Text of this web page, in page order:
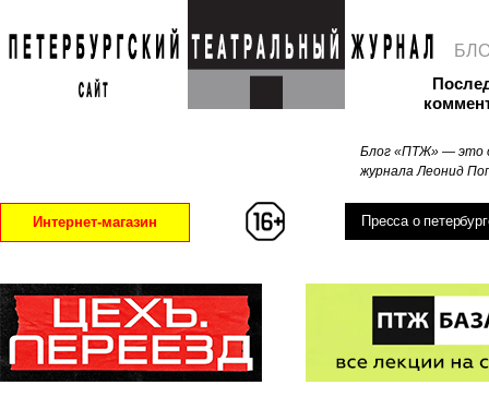
Блог «ПТЖ» — это
журнала Леонид
Интернет-магазин Пресса о